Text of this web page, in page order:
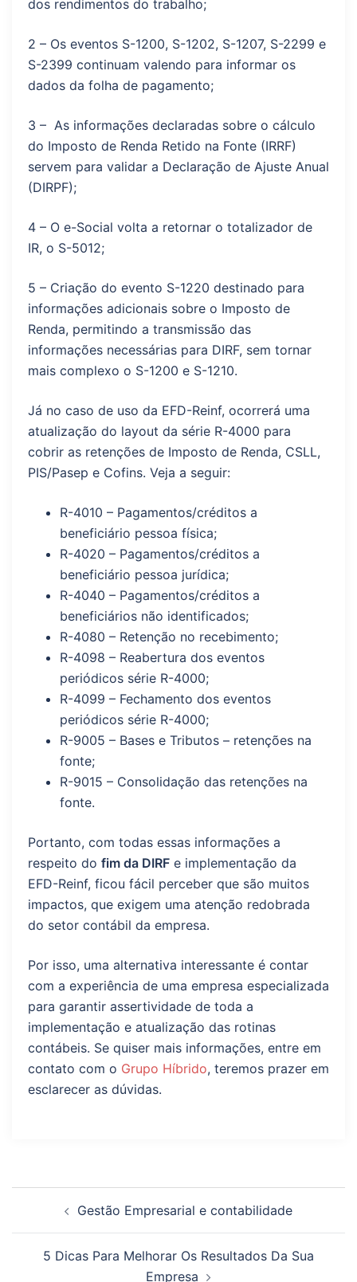
dos rendimentos do trabalho;
2 – Os eventos S-1200, S-1202, S-1207, S-2299 e
S-2399 continuam valendo para informar os
dados da folha de pagamento;
3 – As informações declaradas sobre o cálculo
do Imposto de Renda Retido na Fonte (IRRF)
servem para validar a Declaração de Ajuste Anual
(DIRPF);
4 – O e-Social volta a retornar o totalizador de
IR, o S-5012;
5 – Criação do evento S-1220 destinado para
informações adicionais sobre o Imposto de
Renda, permitindo a transmissão das
informações necessárias para DIRF, sem tornar
mais complexo o S-1200 e S-1210.
Já no caso de uso da EFD-Reinf, ocorrerá uma
atualização do layout da série R-4000 para
cobrir as retenções de Imposto de Renda, CSLL,
PIS/Pasep e Cofins. Veja a seguir:
R-4010 – Pagamentos/créditos a
beneficiário pessoa física;
R-4020 – Pagamentos/créditos a
beneficiário pessoa jurídica;
R-4040 – Pagamentos/créditos a
beneficiários não identificados;
R-4080 – Retenção no recebimento;
R-4098 – Reabertura dos eventos
periódicos série R-4000;
R-4099 – Fechamento dos eventos
periódicos série R-4000;
R-9005 – Bases e Tributos – retenções na
fonte;
R-9015 – Consolidação das retenções na
fonte.
Portanto, com todas essas informações a
respeito do fim da DIRF e implementação da
EFD-Reinf, ficou fácil perceber que são muitos
impactos, que exigem uma atenção redobrada
do setor contábil da empresa.
Por isso, uma alternativa interessante é contar
com a experiência de uma empresa especializada
para garantir assertividade de toda a
implementação e atualização das rotinas
contábeis. Se quiser mais informações, entre em
contato com o Grupo Híbrido, teremos prazer em
esclarecer as dúvidas.
Gestão Empresarial e contabilidade
5 Dicas Para Melhorar Os Resultados Da Sua
Empresa